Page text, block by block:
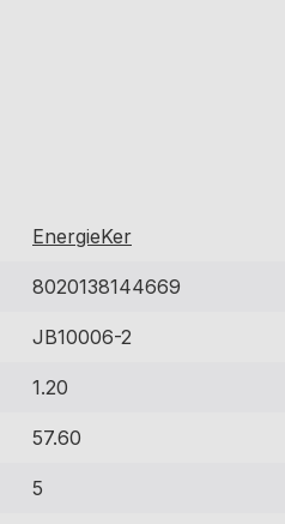
EnergieKer
8020138144669
JB10006-2
1.20
57.60
5